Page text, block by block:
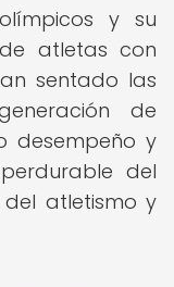
y su
atletas con
sentado las
de
desempeño y
del
del atletismo y